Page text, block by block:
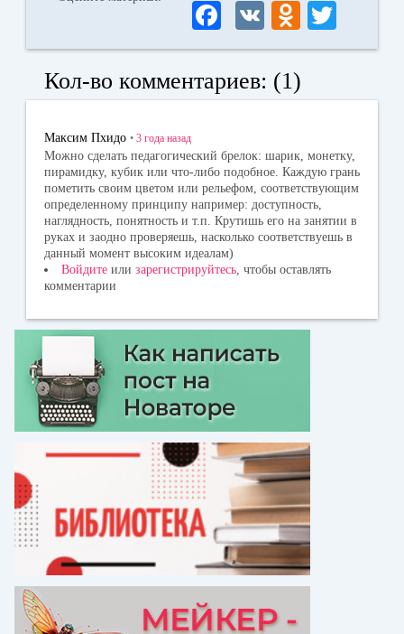
Fa
ce
bo
ok
V
K
O
dn
la
ni
ki
wi
r
Кол-во комментариев: (1)
Максим Пхидо • 3 года назад
Можно сделать педагогический брелок: шарик, монетку,
пирамидку, кубик или что-либо подобное. Каждую грань
пометить своим цветом или рельефом, соответствующим
определенному принципу например: доступность,
наглядность, понятность и т.п. Крутишь его на занятии в
руках и заодно проверяешь, насколько соответствуешь в
данный момент высоким идеалам)
Войдите или зарегистрируйтесь, чтобы оставлять
комментарии